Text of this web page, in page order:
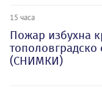
15 часа
Пожар избухна
тополовградско
(СНИМКИ)